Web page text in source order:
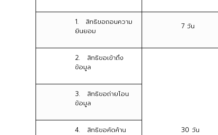
1. สิทธิขอถอนความ
ยินยอม
7 วัน
2. สิทธิขอเข้าถึง
ข้อมูล
30 วัน
3. สิทธิขอถ่ายโอน
ข้อมูล
4. สิทธิขอคัดค้าน